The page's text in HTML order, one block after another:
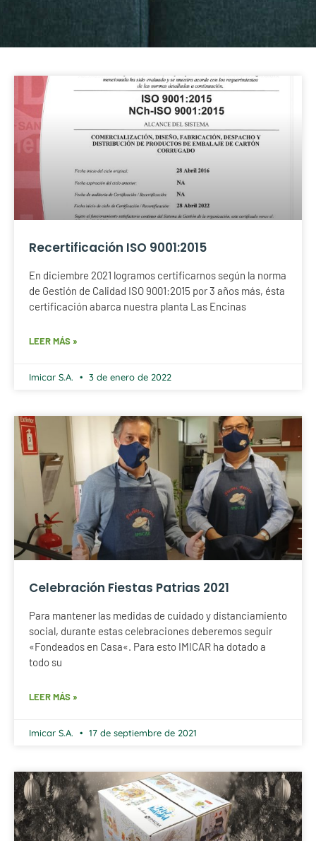
Recertificación ISO 9001:2015
En diciembre 2021 logramos certificarnos según la norma
de Gestión de Calidad ISO 9001:2015 por 3 años más, ésta
certificación abarca nuestra planta Las Encinas
LEER MÁS »
Imicar S.A. 3 de enero de 2022
Celebración Fiestas Patrias 2021
Para mantener las medidas de cuidado y distanciamiento
social, durante estas celebraciones deberemos seguir
«Fondeados en Casa«. Para esto IMICAR ha dotado a
todo su
LEER MÁS »
Imicar S.A. 17 de septiembre de 2021
Página
PáginaPáginaPágina